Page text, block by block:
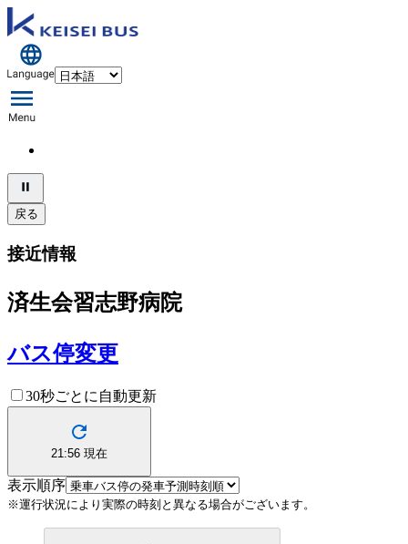
戻る
接近情報
済生会習志野病院
バス停変更
30秒ごとに自動更新
21:56 現在
表示順序
※運行状況により実際の時刻と異なる場合がございます。